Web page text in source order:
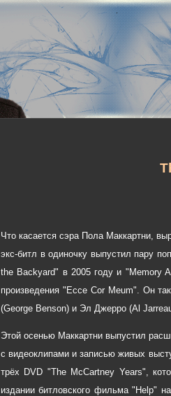
Что касается сэра Пола Маккартни,
экс-битл в одиночку выпустил пару
the Backyard" в 2005 году и "Memory
произведения "Ecce Cor Meum". Он
(George Benson) и Эл Джерро (Al
Этой осенью Маккартни выпустил
с видеоклипами и записью живых
трёх DVD "The McCartney Years",
издании битловского фильма " Help"